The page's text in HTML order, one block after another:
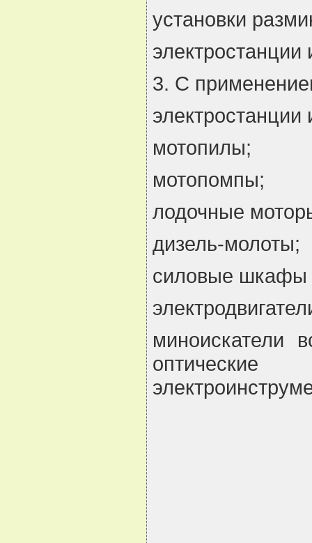
установки
3. С
мотопилы;
мотопомпы;
лодочные
дизель-молоты;
силовые шкафы
миноискатели
оптические